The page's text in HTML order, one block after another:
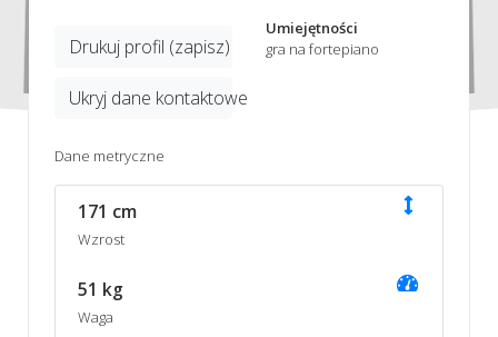
Drukuj profil (zapisz)
Ukryj dane kontaktowe
Umiejętności
gra na fortepiano
Dane metryczne
171 cm
Wzrost
51 kg
Waga